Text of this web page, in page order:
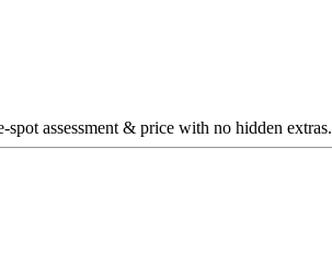
assessment & price with no hidden extras.